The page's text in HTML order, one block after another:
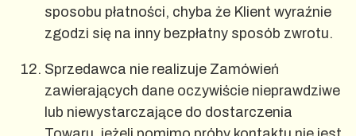
sposobu płatności, chyba że Klient wyraźnie
zgodzi się na inny bezpłatny sposób zwrotu.
Sprzedawca nie realizuje Zamówień
zawierających dane oczywiście nieprawdziwe
lub niewystarczające do dostarczenia